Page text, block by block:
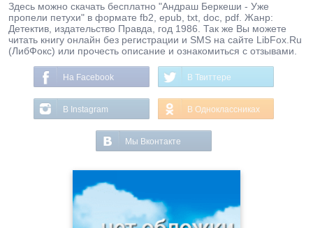
Здесь можно скачать бесплатно "Андраш Беркеши - Уже
пропели петухи" в формате fb2, epub, txt, doc, pdf. Жанр:
Детектив, издательство Правда, год 1986. Так же Вы можете
читать книгу онлайн без регистрации и SMS на сайте LibFox.Ru
(ЛибФокс) или прочесть описание и ознакомиться с отзывами.
На Facebook В Твиттере
В Instagram В Одноклассниках
Мы Вконтакте